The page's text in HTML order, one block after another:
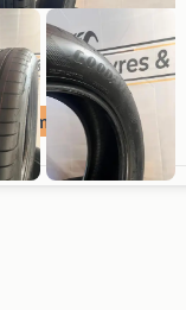
montage